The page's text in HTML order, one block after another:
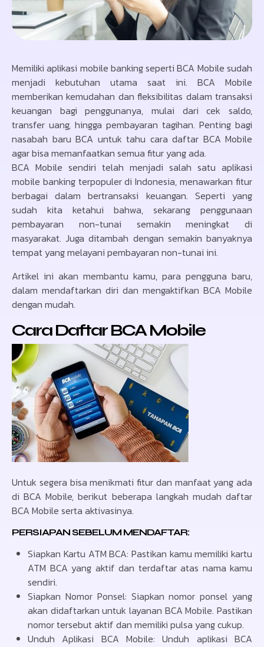
Memiliki aplikasi mobile banking seperti BCA Mobile sudah
menjadi kebutuhan utama saat ini. BCA Mobile
memberikan kemudahan dan fleksibilitas dalam transaksi
keuangan bagi penggunanya, mulai dari cek saldo,
transfer uang, hingga pembayaran tagihan. Penting bagi
nasabah baru BCA untuk tahu cara daftar BCA Mobile
agar bisa memanfaatkan semua fitur yang ada.
BCA Mobile sendiri telah menjadi salah satu aplikasi
mobile banking terpopuler di Indonesia, menawarkan fitur
berbagai dalam bertransaksi keuangan. Seperti yang
sudah kita ketahui bahwa, sekarang penggunaan
pembayaran non-tunai semakin meningkat di
masyarakat. Juga ditambah dengan semakin banyaknya
tempat yang melayani pembayaran non-tunai ini.
Artikel ini akan membantu kamu, para pengguna baru,
dalam mendaftarkan diri dan mengaktifkan BCA Mobile
dengan mudah.
Cara Daftar BCA Mobile
Untuk segera bisa menikmati fitur dan manfaat yang ada
di BCA Mobile, berikut beberapa langkah mudah daftar
BCA Mobile serta aktivasinya.
PERSIAPAN SEBELUM MENDAFTAR:
Siapkan Kartu ATM BCA: Pastikan kamu memiliki kartu
ATM BCA yang aktif dan terdaftar atas nama kamu
sendiri.
Siapkan Nomor Ponsel: Siapkan nomor ponsel yang
akan didaftarkan untuk layanan BCA Mobile. Pastikan
nomor tersebut aktif dan memiliki pulsa yang cukup.
Unduh Aplikasi BCA Mobile: Unduh aplikasi BCA